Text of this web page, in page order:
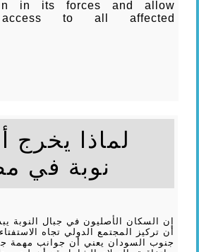
in its forces and allow
access to all affected
لماذا يخرج
نوبة في
إن السكان الأصليون في جبال النوبة
أن تركيز المجتمع الدولي تجاه
جنوب السودان يعني أن جوانب مهمة